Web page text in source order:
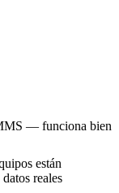
— funciona bien
están
reales